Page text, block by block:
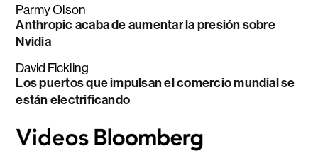
Parmy Olson
Anthropic acaba de aumentar la presión sobre
Nvidia
David Fickling
Los puertos que impulsan el comercio mundial se
están electrificando